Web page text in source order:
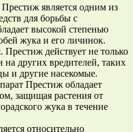
является одним из
для борьбы с
высокой степенью
жука и его личинок.
действует не только
на других вредителей, таких
и другие насекомые.
Престиж обладает
защищая растения от
жука в течение
относительно